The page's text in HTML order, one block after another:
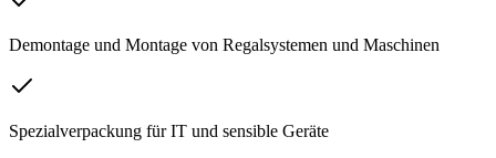
Demontage und Montage von Regalsystemen und Maschinen
Spezialverpackung für IT und sensible Geräte